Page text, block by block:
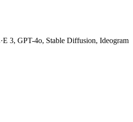
3, GPT-4o, Stable Diffusion, Ideogram